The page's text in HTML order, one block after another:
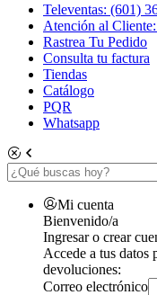
Televentas: (601)
Atención al
Rastrea Tu Pedido
Consulta tu factura
Tiendas
Catálogo
PQR
Whatsapp
Mi cuenta
Bienvenido/a
Ingresar o crear
Accede a tus datos
devoluciones:
Correo electrónico